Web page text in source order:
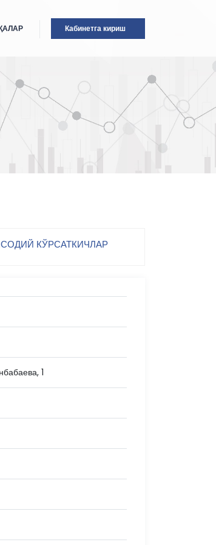
Кабинетга кириш
КЎРСАТКИЧЛАР
1